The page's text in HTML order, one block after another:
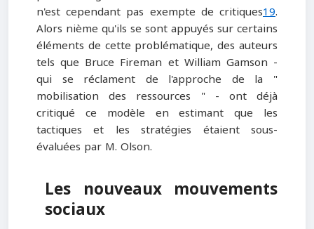
n'est cependant pas exempte de critiques19.
Alors nième qu'ils se sont appuyés sur certains
éléments de cette problématique, des auteurs
tels que Bruce Fireman et William Gamson -
qui se réclament de l'approche de la "
mobilisation des ressources " - ont déjà
critiqué ce modèle en estimant que les
tactiques et les stratégies étaient sous-
évaluées par M. Olson.
Les nouveaux mouvements
sociaux